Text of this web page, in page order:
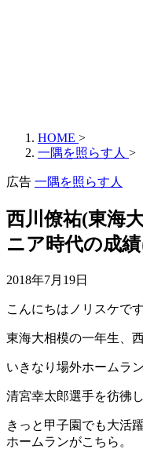
HOME >
一隅を照らす人 >
広告 一隅を照らす人
西川僚祐(東海
ニア時代の成
2018年7月19日
こんにちはノリスケです
東海大相模の一年生、
いきなり場外ホームラ
清宮幸太郎選手を彷彿し
きっと甲子園でも大活
ホームランがこちら。